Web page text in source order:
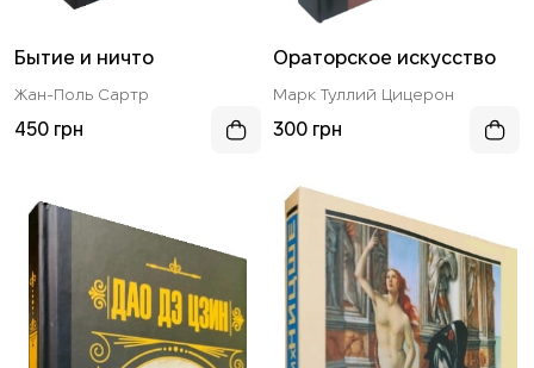
Бытие и ничто
Жан-Поль Сартр
450 грн
Ораторское искусство
Марк Туллий Цицерон
300 грн